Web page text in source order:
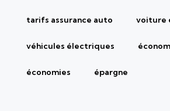
tarifs assurance auto voiture
véhicules électriques
économies épargne